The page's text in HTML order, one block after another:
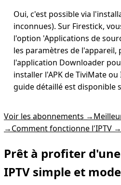
Oui, c'est possible via
inconnues). Sur Firestick,
l'option 'Applications de
les paramètres de l'appareil,
l'application Downloader
installer l'APK de TiviMate
guide détaillé est disponible
Voir les abonnements →
→Comment fonctionne l'IPTV →
Prêt à profiter
IPTV simple et